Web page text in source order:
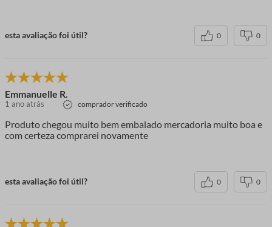
esta avaliação foi útil? 0 0
Emmanuelle R.
1 ano atrás comprador verificado
Produto chegou muito bem embalado mercadoria muito boa e
com certeza comprarei novamente
esta avaliação foi útil? 0 0